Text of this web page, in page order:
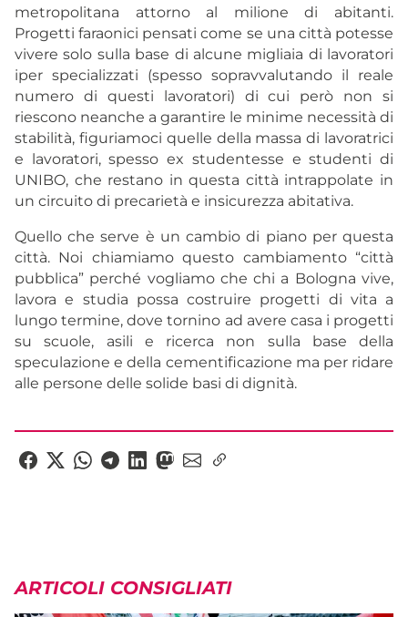
metropolitana attorno al milione di abitanti.
Progetti faraonici pensati come se una città potesse
vivere solo sulla base di alcune migliaia di lavoratori
iper specializzati (spesso sopravvalutando il reale
numero di questi lavoratori) di cui però non si
riescono neanche a garantire le minime necessità di
stabilità, figuriamoci quelle della massa di lavoratrici
e lavoratori, spesso ex studentesse e studenti di
UNIBO, che restano in questa città intrappolate in
un circuito di precarietà e insicurezza abitativa.
Quello che serve è un cambio di piano per questa
città. Noi chiamiamo questo cambiamento “città
pubblica” perché vogliamo che chi a Bologna vive,
lavora e studia possa costruire progetti di vita a
lungo termine, dove tornino ad avere casa i progetti
su scuole, asili e ricerca non sulla base della
speculazione e della cementificazione ma per ridare
alle persone delle solide basi di dignità.
ARTICOLI CONSIGLIATI